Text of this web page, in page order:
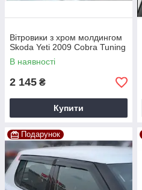
Вітровики з хром молдингом
Skoda Yeti 2009 Cobra Tuning
В наявності
2 145 ₴
Купити
Подарунок